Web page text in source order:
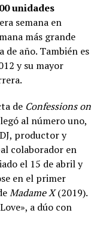
unidades
semana en
más grande
de año. También es
y su mayor
de Confessions on
al número uno,
productor y
colaborador en
el 15 de abril y
en el primer
Madame X(2019).
a dúo con